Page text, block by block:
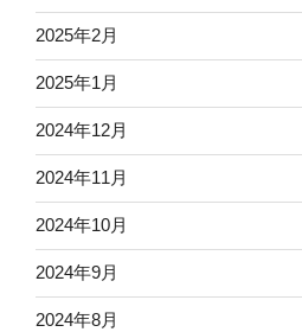
2025年2月
2025年1月
2024年12月
2024年11月
2024年10月
2024年9月
2024年8月